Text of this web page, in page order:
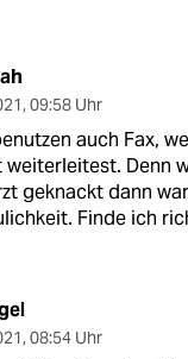
, 09:58 Uhr
auch Fax,
weiterleitest. Denn
geknackt dann
Finde ich
, 08:54 Uhr